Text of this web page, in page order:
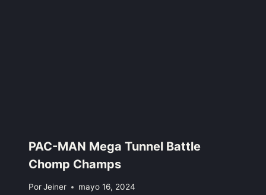
PAC-MAN Mega Tunnel Battle
Chomp Champs
PorJeiner mayo 16, 2024